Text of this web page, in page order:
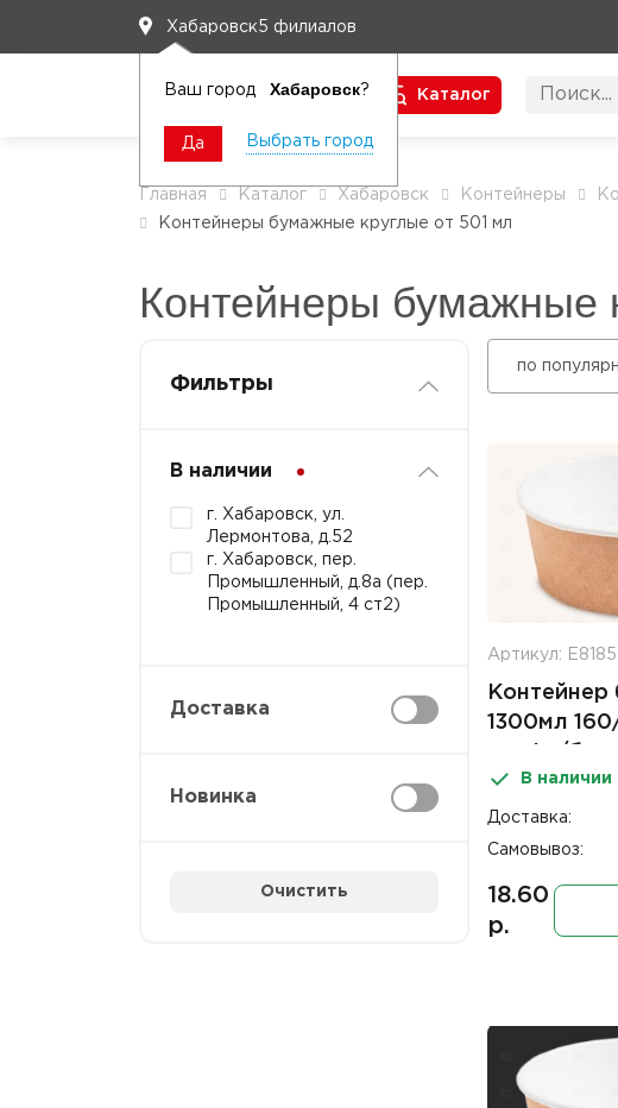
Хабаровск5 филиалов
Ваш город Хабаровск?
Да Выбрать город
Каталог
Главная Каталог Хабаровск Контейнеры
Контейнеры бумажные круглые от 501 мл
Контейнеры бумажные
Фильтры
В наличии
г. Хабаровск, ул.
Лермонтова, д.52
г. Хабаровск, пер.
Промышленный, д.8а (пер.
Промышленный, 4 ст2)
Доставка
Новинка
Очистить
по
Артикул: Е8185
1300мл
1300В наличии
Доставка:
Самовывоз:
18.60
р.